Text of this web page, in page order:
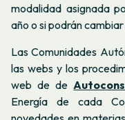
modalidad asignada
año o si podrán
Las Comunidades
las webs y los
web de de
Energía de cada